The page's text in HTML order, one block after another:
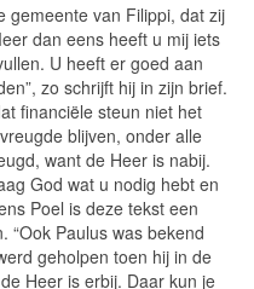
gemeente van Filippi, dat zij
dan eens heeft u mij iets
U heeft er goed aan
zo schrijft hij in zijn brief.
financiële steun niet het
blijven, onder alle
want de Heer is nabij.
God wat u nodig hebt en
Poel is deze tekst een
“Ook Paulus was bekend
geholpen toen hij in de
Heer is erbij. Daar kun je